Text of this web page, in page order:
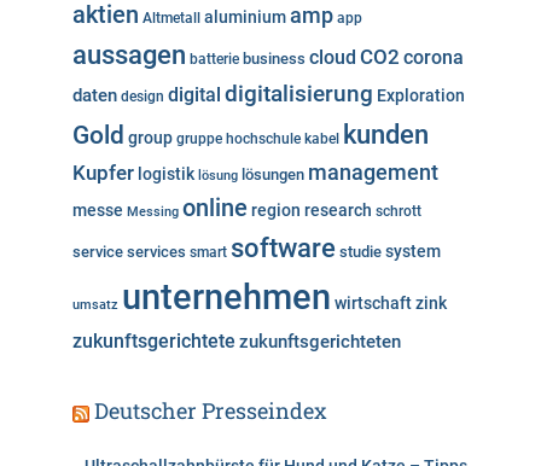
r
i
n
aktien Altmetall aluminiumamp app
aussagen batterie business cloud CO2 corona
daten design digital digitalisierung Exploration
Gold group gruppe hochschule kabel kunden
Kupfer logistik lösung lösungen management
messe Messing online region research schrott
service services smart software studie system
umsatz unternehmen wirtschaftzink
zukunftsgerichtete zukunftsgerichteten
Deutscher Presseindex